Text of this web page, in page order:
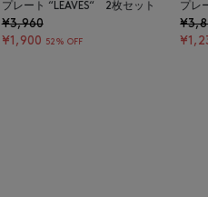
プレート “LEAVES“ 2枚セット
¥3,960
¥1,900 52% OFF
プレ